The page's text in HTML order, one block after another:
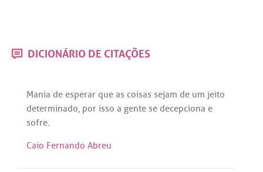
DICIONÁRIO DE CITAÇÕES
Mania de esperar que as coisas sejam de um jeito
determinado, por isso a gente se decepciona e
sofre.
Caio Fernando Abreu